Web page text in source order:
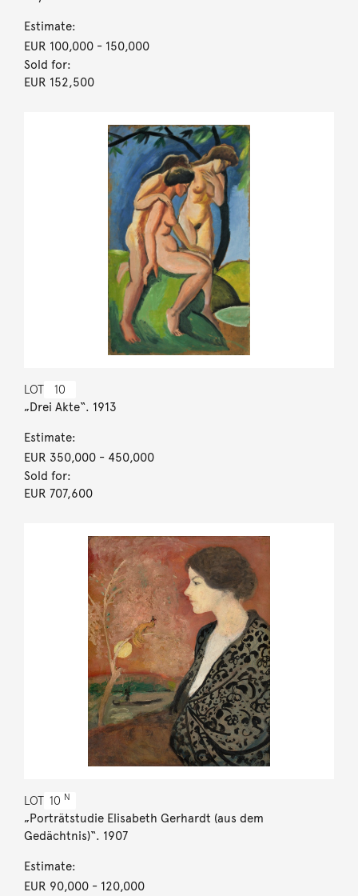
Estimate:
EUR 100,000- 150,000
Sold for:
EUR 152,500
LOT 10
„Drei Akte“. 1913
Estimate:
EUR 350,000- 450,000
Sold for:
EUR 707,600
LOT 10 N
„Porträtstudie Elisabeth Gerhardt (aus dem
Gedächtnis)“. 1907
Estimate:
EUR 90,000- 120,000